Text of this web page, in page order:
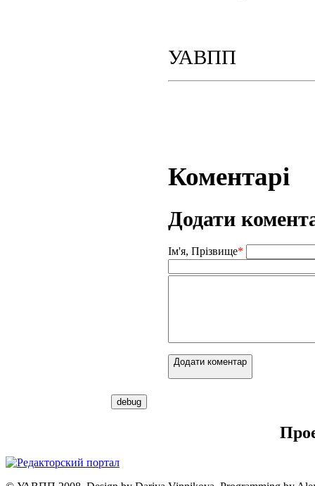
УАВПП
Коментарі
Додати
Ім'я, Прізвище*
Додати коментар